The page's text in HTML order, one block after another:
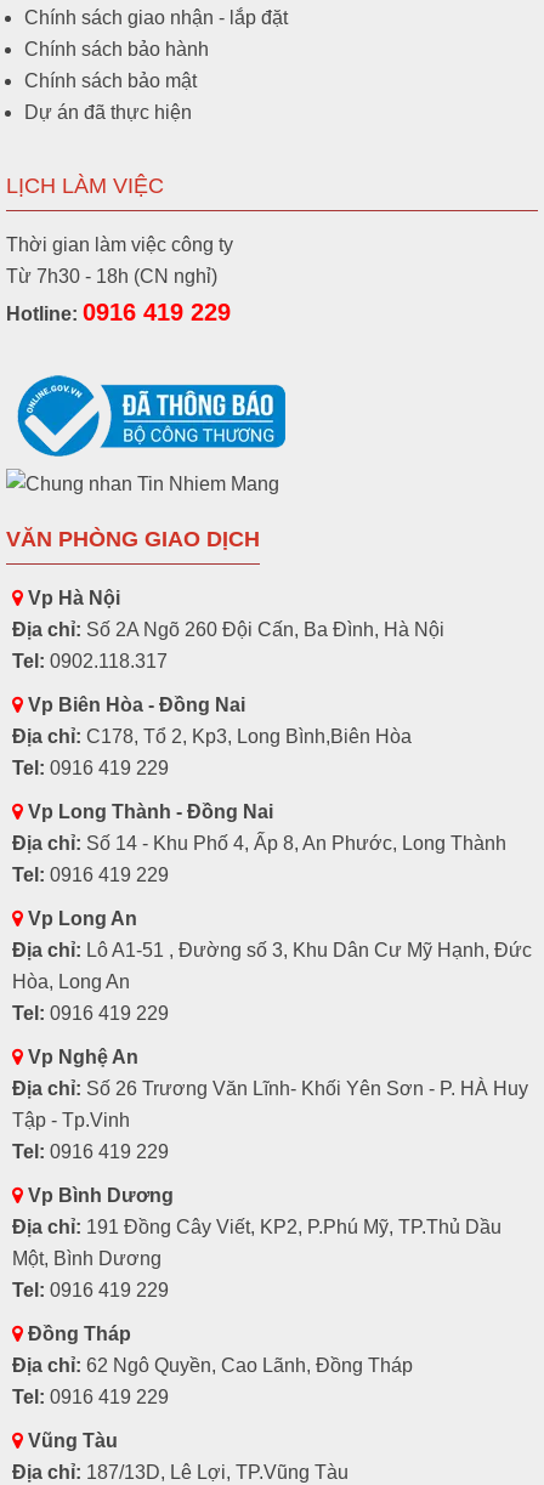
Chính sách giao nhận - lắp đặt
Chính sách bảo hành
Chính sách bảo mật
Dự án đã thực hiện
LỊCH LÀM VIỆC
Thời gian làm việc công ty
Từ 7h30 - 18h (CN nghỉ)
Hotline: 0916 419 229
VĂN PHÒNG GIAO DỊCH
Vp Hà Nội
Địa chỉ: Số 2A Ngõ 260 Đội Cấn, Ba Đình, Hà Nội
Tel: 0902.118.317
Vp Biên Hòa - Đồng Nai
Địa chỉ: C178, Tổ 2, Kp3, Long Bình,Biên Hòa
Tel: 0916 419 229
Vp Long Thành - Đồng Nai
Địa chỉ: Số 14 - Khu Phố 4, Ấp 8, An Phước, Long Thành
Tel: 0916 419 229
Vp Long An
Địa chỉ: Lô A1-51 , Đường số 3, Khu Dân Cư Mỹ Hạnh, Đức
Hòa, Long An
Tel: 0916 419 229
Vp Nghệ An
Địa chỉ: Số 26 Trương Văn Lĩnh- Khối Yên Sơn - P. HÀ Huy
Tập - Tp.Vinh
Tel: 0916 419 229
Vp Bình Dương
Địa chỉ: 191 Đồng Cây Viết, KP2, P.Phú Mỹ, TP.Thủ Dầu
Một, Bình Dương
Tel: 0916 419 229
Đồng Tháp
Địa chỉ: 62 Ngô Quyền, Cao Lãnh, Đồng Tháp
Tel: 0916 419 229
Vũng Tàu
Địa chỉ: 187/13D, Lê Lợi, TP.Vũng Tàu